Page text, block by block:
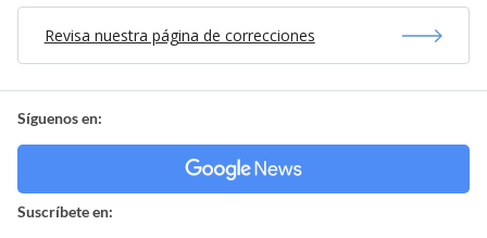
Revisa nuestra página de correcciones
Síguenos en:
Suscríbete en: